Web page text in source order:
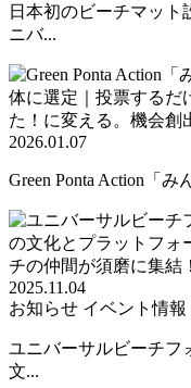
日本初のビーチマット
ニバ...
2026.01.07
Green Ponta Action「
2025.11.04
お知らせ イベント情報
ユニバーサルビーチフ
文...